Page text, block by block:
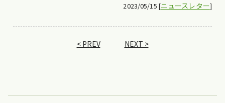
2023/05/15 [ニュースレター]
< PREV NEXT >